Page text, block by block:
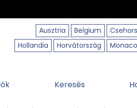
Ausztria
Belgium
Hollandia
Horvátország Monaco
Keresés